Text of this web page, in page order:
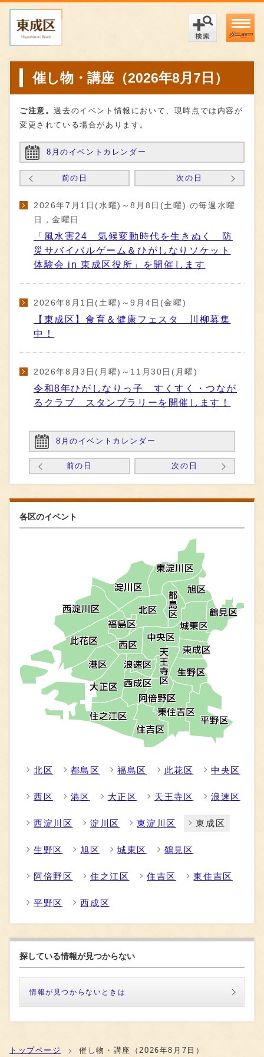
メニュー
催し物・講座（2026年8月7日）
ご注意。過去のイベント情報において、現時点では内容が
変更されている場合があります。
8月のイベントカレンダー
前の日 次の日
2026年7月1日(水曜)～8月8日(土曜) の毎週水曜
日，金曜日
「風水害24 気候変動時代を生きぬく 防
災サバイバルゲーム＆ひがしなりソケット
体験会 in 東成区役所」を開催します
2026年8月1日(土曜)～9月4日(金曜)
【東成区】食育＆健康フェスタ 川柳募集
中！
2026年8月3日(月曜)～11月30日(月曜)
令和8年ひがしなりっ子 すくすく・つなが
るクラブ スタンプラリーを開催します！
8月のイベントカレンダー
前の日 次の日
各区のイベント
北区 都島区 福島区 此花区 中央区
西区 港区 大正区 天王寺区 浪速区
西淀川区 淀川区 東淀川区 東成区
生野区 旭区 城東区 鶴見区
阿倍野区 住之江区 住吉区 東住吉区
平野区 西成区
探している情報が見つからない
情報が見つからないときは
トップページ 催し物・講座（2026年8月7日）